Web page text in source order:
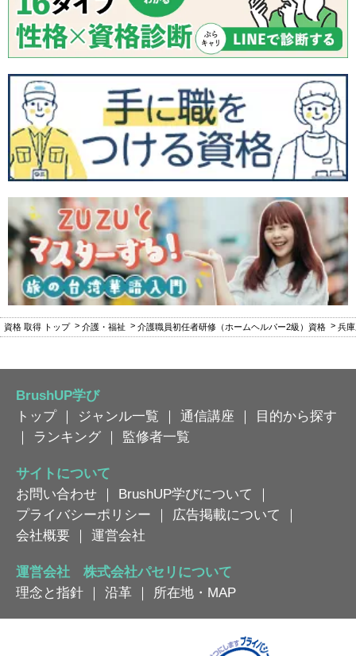
資格 取得 トップ 介護・福祉 介護職員初任者研修（ホームヘルパー2級）資格 兵
BrushUP学び
トップ｜ ジャンル一覧 ｜ 通信講座 ｜
目的から探す
｜
ランキング ｜ 監修者一覧
サイトについて
お問い合わせ ｜ BrushUP学びについて
｜
プライバシーポリシー ｜ 広告掲載について
｜
会社概要 ｜ 運営会社
運営会社 株式会社パセリについて
理念と指針 ｜ 沿革 ｜ 所在地・MAP